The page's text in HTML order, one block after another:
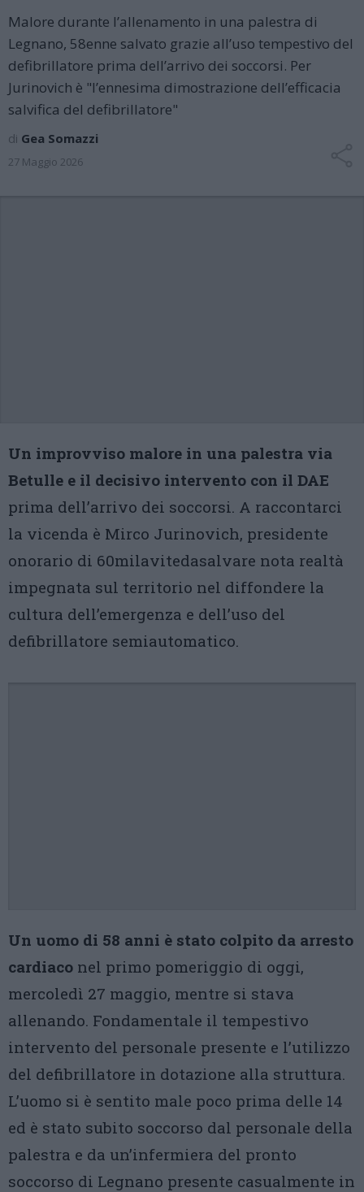
Malore durante l’allenamento in una palestra di
Legnano, 58enne salvato grazie all’uso tempestivo del
defibrillatore prima dell’arrivo dei soccorsi. Per
Jurinovich è "l’ennesima dimostrazione dell’efficacia
salvifica del defibrillatore"
di Gea Somazzi
27 Maggio 2026
Un improvviso malore in una palestra via
Betulle e il decisivo intervento con il DAE
prima dell’arrivo dei soccorsi. A raccontarci
la vicenda è Mirco Jurinovich, presidente
onorario di 60milavitedasalvare nota realtà
impegnata sul territorio nel diffondere la
cultura dell’emergenza e dell’uso del
defibrillatore semiautomatico.
Un uomo di 58 anni è stato colpito da arresto
cardiaco nel primo pomeriggio di oggi,
mercoledì 27 maggio, mentre si stava
allenando. Fondamentale il tempestivo
intervento del personale presente e l’utilizzo
del defibrillatore in dotazione alla struttura.
L’uomo si è sentito male poco prima delle 14
ed è stato subito soccorso dal personale della
palestra e da un’infermiera del pronto
soccorso di Legnano presente casualmente in